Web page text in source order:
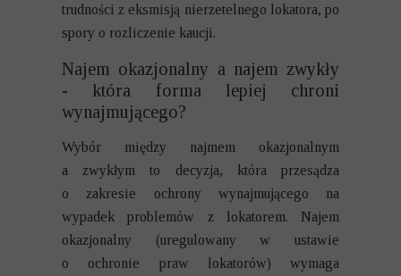
trudności z eksmisją nierzetelnego lokatora, po
spory o rozliczenie kaucji.
Najem okazjonalny a najem zwykły
- która forma lepiej chroni
wynajmującego?
Wybór między najmem okazjonalnym
a zwykłym to decyzja, która przesądza
o zakresie ochrony wynajmującego na
wypadek problemów z lokatorem. Najem
okazjonalny (uregulowany w ustawie
o ochronie praw lokatorów) wymaga